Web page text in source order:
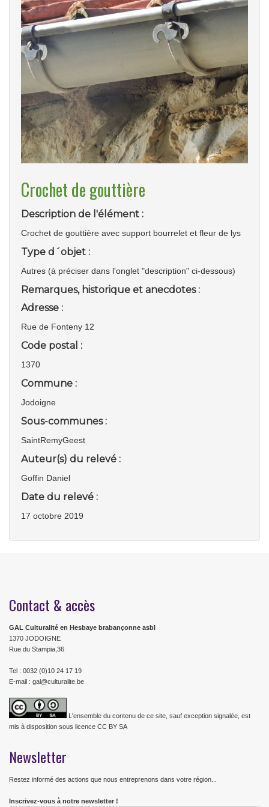
Crochet de gouttière
Description de l'élément :
Crochet de gouttière avec support bourrelet et fleur de lys
Type d´objet :
Autres (à préciser dans l'onglet "description" ci-dessous)
Remarques, historique et anecdotes :
Adresse :
Rue de Fonteny 12
Code postal :
1370
Commune :
Jodoigne
Sous-communes :
SaintRemyGeest
Auteur(s) du relevé :
Goffin Daniel
Date du relevé :
17 octobre 2019
Contact & accès
GAL Culturalité en Hesbaye brabançonne asbl
1370 JODOIGNE
Rue du Stampia,36
Tel : 0032 (0)10 24 17 19
E-mail : gal@culturalite.be
L'ensemble du contenu de ce site, sauf exception signalée, est
mis à disposition sous licence CC BY SA
Newsletter
Restez informé des actions que nous entreprenons dans votre région...
Inscrivez-vous à notre newsletter !